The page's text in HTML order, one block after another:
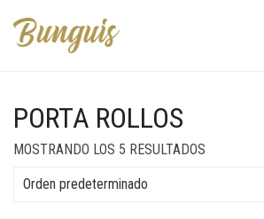
PORTA ROLLOS
MOSTRANDO LOS 5 RESULTADOS
Orden predeterminado